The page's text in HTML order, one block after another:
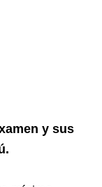
y sus